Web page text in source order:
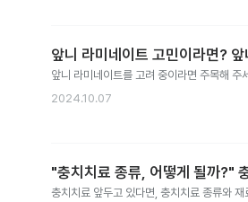
앞니 라미네이트 고민이라면?
앞니 라미네이트를 고려 중이라면 주목해
2024.10.07
"충치치료 종류, 어떻게 될까?"
충치치료 앞두고 있다면, 충치치료 종류와